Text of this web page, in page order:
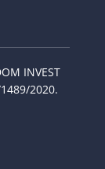
INVEST
2020.